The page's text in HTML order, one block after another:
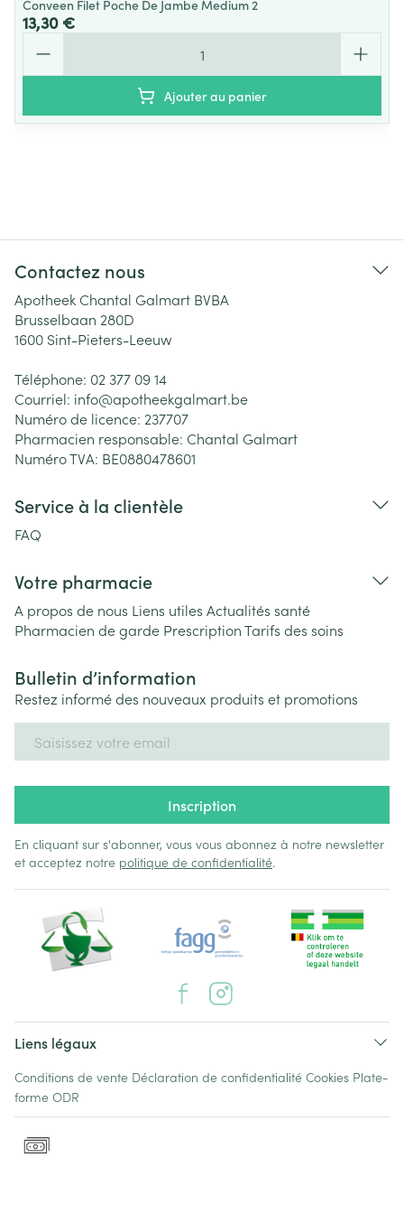
Conveen Filet Poche De Jambe Medium 2
13,30 €
Ajouter au panier
Contactez nous
Apotheek Chantal Galmart BVBA
Brusselbaan 280D
1600 Sint-Pieters-Leeuw
Téléphone: 02 377 09 14
Courriel: info@apotheekgalmart.be
Numéro de licence: 237707
Pharmacien responsable: Chantal Galmart
Numéro TVA: BE0880478601
Service à la clientèle
FAQ
Votre pharmacie
A propos de nous Liens utiles Actualités santé
Pharmacien de garde PrescriptionTarifs des soins
Bulletin d’information
Restez informé des nouveaux produits et promotions
Inscription
En cliquant sur s'abonner, vous vous abonnez à notre newsletter
et acceptez notre politique de confidentialité.
Liens légaux
Conditions de vente Déclaration de confidentialité Cookies Plate-
forme ODR